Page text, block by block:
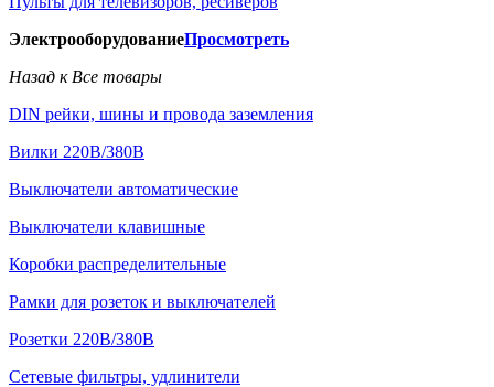
ЭлектрооборудованиеПросмотреть
Назад к Все товары
DIN рейки, шины и провода заземления
Вилки 220В/380В
Выключатели автоматические
Выключатели клавишные
Коробки распределительные
Рамки для розеток и выключателей
Розетки 220В/380В
Сетевые фильтры, удлинители